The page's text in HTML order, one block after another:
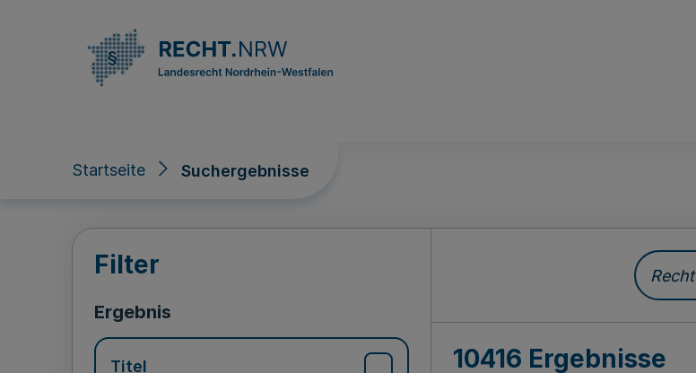
Startseite Suchergebnisse
Suchergebnisse
Filter
Ergebnis
Titel
Recht
10416 Ergebnisse